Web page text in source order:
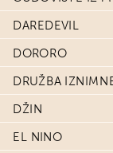
DAREDEVIL
DORORO
DRUŽBA
DŽIN
EL NINO